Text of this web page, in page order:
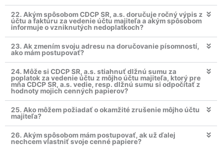
22. Akým spôsobom CDCP SR, a.s. doručuje ročný výpis z
účtu a faktúru za vedenie účtu majiteľa a akým spôsobom
informuje o vzniknutých nedoplatkoch?
23. Ak zmením svoju adresu na doručovanie písomností,
ako mám postupovať?
24. Môže si CDCP SR, a.s. stiahnuť dlžnú sumu za
poplatok za vedenie účtu z môjho účtu majiteľa, ktorý pre
mňa CDCP SR, a.s. vedie, resp. dlžnú sumu si odpočítať z
hodnoty mojich cenných papierov?
25. Ako môžem požiadať o okamžité zrušenie môjho účtu
majiteľa?
26. Akým spôsobom mám postupovať, ak už ďalej
nechcem vlastniť svoje cenné papiere?